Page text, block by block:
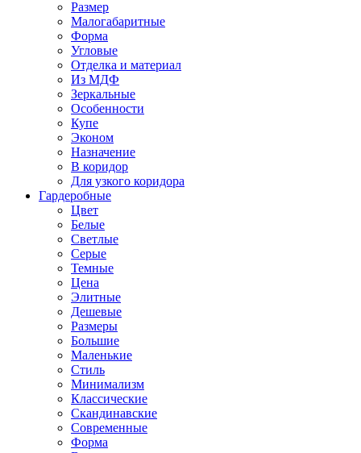
Размер
Малогабаритные
Форма
Угловые
Отделка и материал
Из МДФ
Зеркальные
Особенности
Купе
Эконом
Назначение
В коридор
Для узкого коридора
Гардеробные
Цвет
Белые
Светлые
Серые
Темные
Цена
Элитные
Дешевые
Размеры
Большие
Маленькие
Стиль
Минимализм
Классические
Скандинавские
Современные
Форма